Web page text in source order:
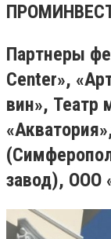
Партнеры
Center»,
вин», Театр
завод), ООО